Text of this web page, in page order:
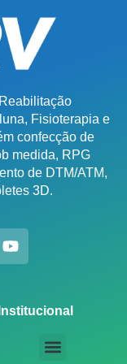
Fisioterapia e
confecção de
medida, RPG
de DTM/ATM,
3D.
Institucional